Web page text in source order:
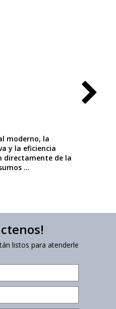
moderno, la
y la eficiencia
directamente de la
...
listos para atenderle